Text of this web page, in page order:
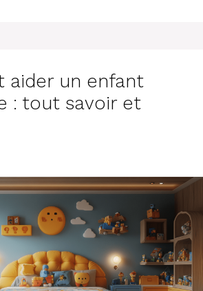
aider un enfant
: tout savoir et